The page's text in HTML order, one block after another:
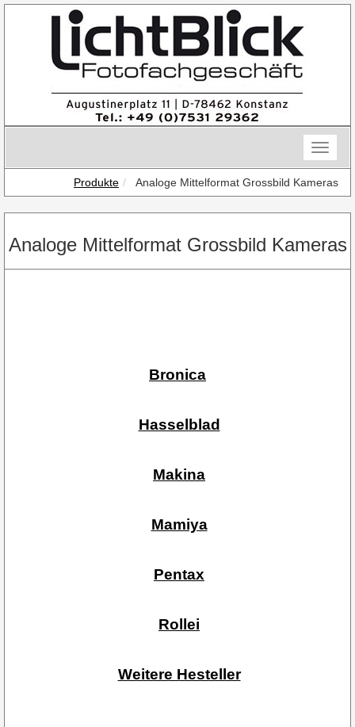
Toggle
Produkte
Analoge Mittelformat Grossbild Kameras
Analoge Mittelformat Grossbild Kameras
Bronica
Hasselblad
Makina
Mamiya
Pentax
Rollei
Weitere Hesteller